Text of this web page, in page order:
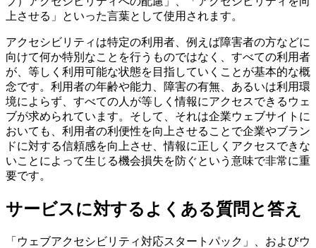
上させる」といった言葉として使用されます。
アクセシビリティは特定の利用者、例えば障害者の方などに
向けて何か特別なことを行うものではなく、すべての利用者
が、等しく利用可能な状態を目指していくことが基本的な概
念です。利用者の年齢や能力、障害の有無、あるいは利用環
境によらず、すべての人が等しく情報にアクセスできるウェ
ブが求められています。そして、それは企業ウェブサイトに
おいても、利用者の利便性を向上させることで企業やブラン
ドに対する信頼感を向上させ、情報に正しくアクセスできな
いことによって生じる機会損失を防ぐという意味で非常に重
要です。
サービスに対するよくある質問と答え
「ウェブアクセシビリティ対応スタートパック」、およびウ